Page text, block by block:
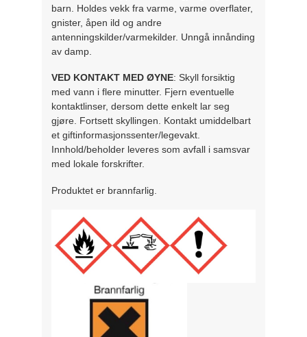
barn. Holdes vekk fra varme, varme overflater,
gnister, åpen ild og andre
antenningskilder/varmekilder. Unngå innånding
av damp.
VED KONTAKT MED ØYNE: Skyll forsiktig
med vann i flere minutter. Fjern eventuelle
kontaktlinser, dersom dette enkelt lar seg
gjøre. Fortsett skyllingen. Kontakt umiddelbart
et giftinformasjonssenter/legevakt.
Innhold/beholder leveres som avfall i samsvar
med lokale forskrifter.
Produktet er brannfarlig.